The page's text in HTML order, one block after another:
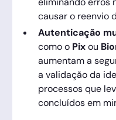
causar o reenvio
Autenticação
como o Pixou
aumentam a
a validação da
processos que
concluídos em